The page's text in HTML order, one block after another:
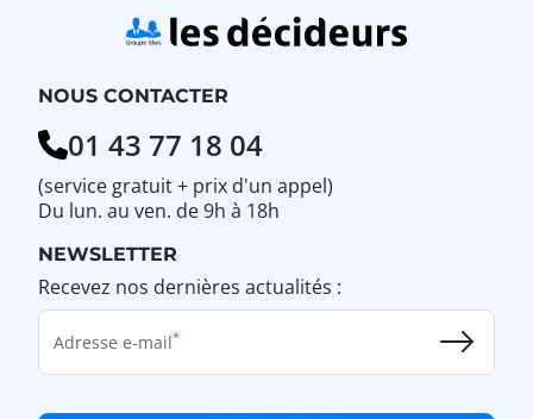
en
open
NOUS CONTACTER
01 43 77 18 04
(service gratuit + prix d'un appel)
Du lun. au ven. de 9h à 18h
NEWSLETTER
Recevez nos dernières actualités :
Adresse e-mail